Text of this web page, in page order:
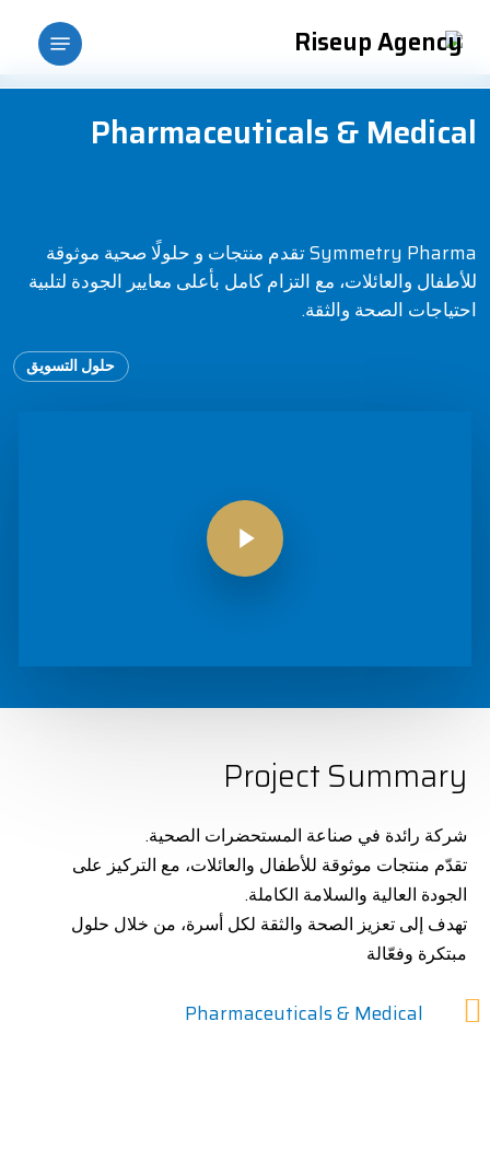
Menu
Pharmaceuticals & Medical
Symmetry Pharma تقدم منتجات و حلولًا صحية موثوقة
للأطفال والعائلات، مع التزام كامل بأعلى معايير الجودة لتلبية
احتياجات الصحة والثقة.
حلول التسويق
Play Video
Project Summary
شركة رائدة في صناعة المستحضرات الصحية.
تقدّم منتجات موثوقة للأطفال والعائلات، مع التركيز على
الجودة العالية والسلامة الكاملة.
تهدف إلى تعزيز الصحة والثقة لكل أسرة، من خلال حلول
مبتكرة وفعّالة
Pharmaceuticals & Medical